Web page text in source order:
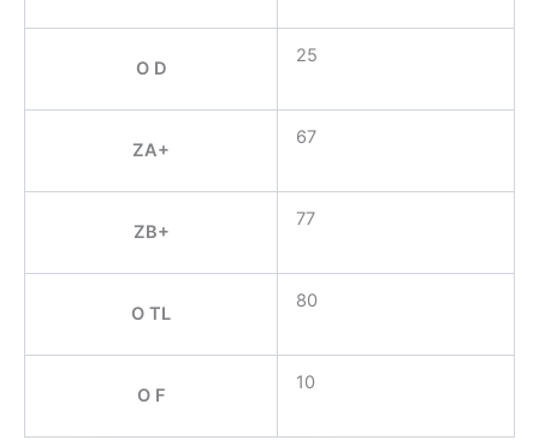
O D
25
ZA+
67
ZB+
77
O TL
80
O F
10